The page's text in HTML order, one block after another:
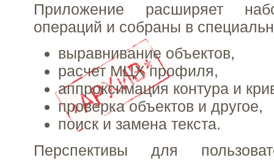
Приложение расширяет
операций и собраны в
выравнивание объектов,
расчет МЦХ профиля,
аппроксимация контура и
проверка объектов и другое,
поиск и замена текста.
Перспективы для